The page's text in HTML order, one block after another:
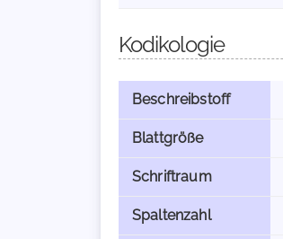
Kodikologie
Beschreibstoff
Blattgröße
Schriftraum
Spaltenzahl